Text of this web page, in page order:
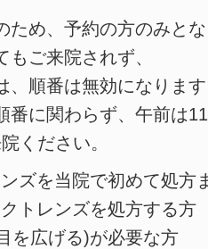
ため、予約の方のみと
ご来院されず、
、順番は無効になりま
番に関わらず、午前は
ください。
ズを当院で初めて処方
トレンズを処方する方
を広げる)が必要な方